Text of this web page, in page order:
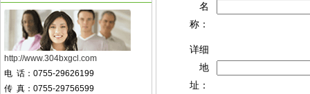
http://www.304bxgcl.com
电 话：0755-29626199
传 真：0755-29756599
名
称：
详细
地
址：